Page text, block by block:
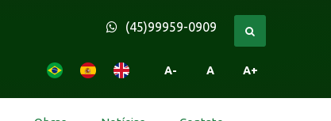
(45)99959-0909
A- A A+